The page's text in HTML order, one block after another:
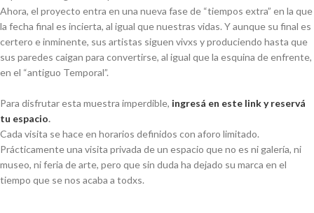
Ahora, el proyecto entra en una nueva fase de “tiempos extra” en la que
la fecha final es incierta, al igual que nuestras vidas. Y aunque su final es
certero e inminente, sus artistas siguen vivxs y produciendo hasta que
sus paredes caigan para convertirse, al igual que la esquina de enfrente,
en el “antiguo Temporal”.
Para disfrutar esta muestra imperdible, ingresá en este link y reservá
tu espacio.
Cada visita se hace en horarios definidos con aforo limitado.
Prácticamente una visita privada de un espacio que no es ni galería, ni
museo, ni feria de arte, pero que sin duda ha dejado su marca en el
tiempo que se nos acaba a todxs.